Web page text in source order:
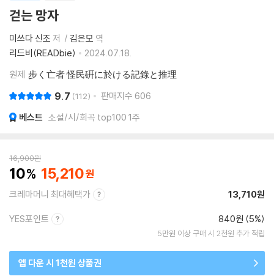
걷는 망자
미쓰다 신조 저 김은모 역
리드비(READbie)
2024.07.18.
원제 步く亡者 怪民硏に於ける記錄と推理
9.7 112 판매지수 606
베스트 소설/시/희곡 top100 1주
16,900원
10 15,210
크레마머니 최대혜택가 13,710원
YES포인트 840원 (5%)
5만원 이상 구매 시 2천원 추가 적립
앱 다운 시 1천원 상품권